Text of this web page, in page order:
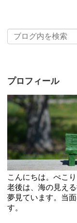
プロフィール
こんにちは。ぺこり
老後は、海の見え
夢見ています。当
す。